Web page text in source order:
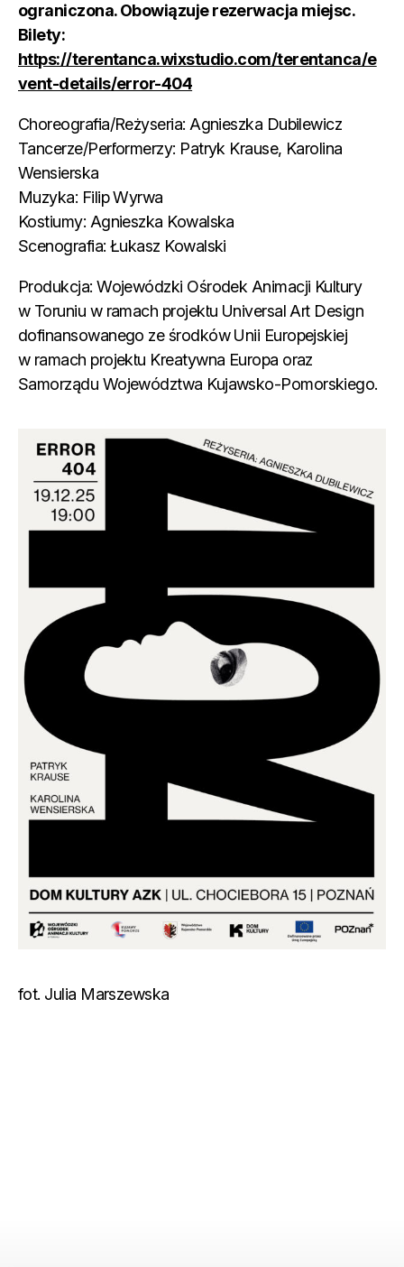
ograniczona. Obowiązuje rezerwacja miejsc.
Bilety:
https://terentanca.wixstudio.com/terentanca/e
vent-details/error-404
Choreografia/Reżyseria: Agnieszka Dubilewicz
Tancerze/Performerzy: Patryk Krause, Karolina
Wensierska
Muzyka: Filip Wyrwa
Kostiumy: Agnieszka Kowalska
Scenografia: Łukasz Kowalski
Produkcja: Wojewódzki Ośrodek Animacji Kultury
w Toruniu w ramach projektu Universal Art Design
dofinansowanego ze środków Unii Europejskiej
w ramach projektu Kreatywna Europa oraz
Samorządu Województwa Kujawsko-Pomorskiego.
fot. Julia Marszewska